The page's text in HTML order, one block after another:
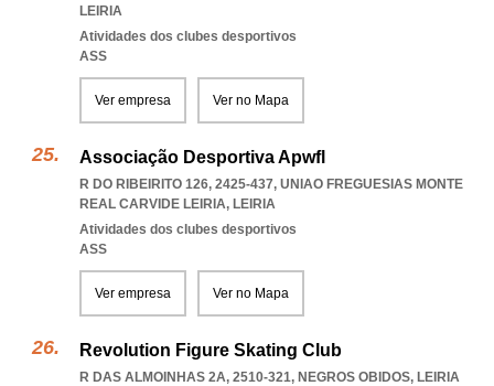
LEIRIA
Atividades dos clubes desportivos
ASS
Ver empresa Ver no Mapa
Associação Desportiva Apwfl
R DO RIBEIRITO 126, 2425-437, UNIAO FREGUESIAS MONTE
REAL CARVIDE LEIRIA, LEIRIA
Atividades dos clubes desportivos
ASS
Ver empresa Ver no Mapa
Revolution Figure Skating Club
R DAS ALMOINHAS 2A, 2510-321, NEGROS OBIDOS, LEIRIA